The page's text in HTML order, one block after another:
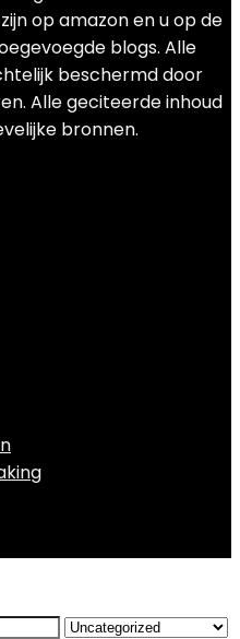
op amazon en u op de
blogs. Alle
beschermd door
Alle geciteerde inhoud
bronnen.